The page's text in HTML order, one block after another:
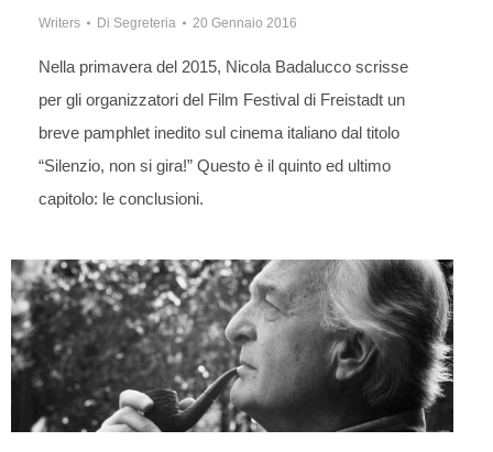
Writers Di Segreteria 20 Gennaio 2016
Nella primavera del 2015, Nicola Badalucco scrisse
per gli organizzatori del Film Festival di Freistadt un
breve pamphlet inedito sul cinema italiano dal titolo
“Silenzio, non si gira!” Questo è il quinto ed ultimo
capitolo: le conclusioni.